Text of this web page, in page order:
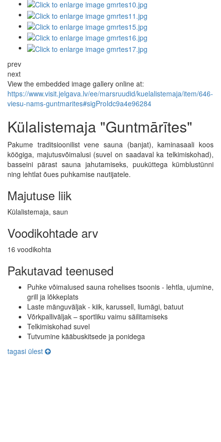
prev
next
View the embedded image gallery online at:
https://www.visit.jelgava.lv/ee/marsruudid/kuelalistemaja/item/646-
viesu-nams-guntmarites#sigProIdc9a4e96284
Külalistemaja "Guntmārītes"
Pakume traditsioonilist vene sauna (banjat), kaminasaali koos
köögiga, majutusvõimalusi (suvel on saadaval ka telkimiskohad),
basseini pärast sauna jahutamiseks, puuküttega kümblustünni
ning lehtlat õues puhkamise nautijatele.
Majutuse liik
Külalistemaja, saun
Voodikohtade arv
16 voodikohta
Pakutavad teenused
Puhke võimalused sauna rohelises tsoonis - lehtla, ujumine,
grill ja lõkkeplats
Laste mänguväljak - kiik, karussell, liumägi, batuut
Võrkpalliväljak – sportliku vaimu säilitamiseks
Telkimiskohad suvel
Tutvumine kääbuskitsede ja ponidega
tagasi ülest